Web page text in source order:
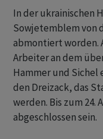
In der ukrainischen
Sowjetemblem von
abmontiert worden.
Arbeiter an dem
Hammer und Sichel
den Dreizack, das
werden. Bis zum 24.
abgeschlossen sein.